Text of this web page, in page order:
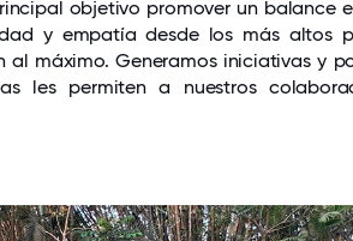
objetivo promover un balance
y empatía desde los más altos
al máximo. Generamos iniciativas y
les permiten a nuestros